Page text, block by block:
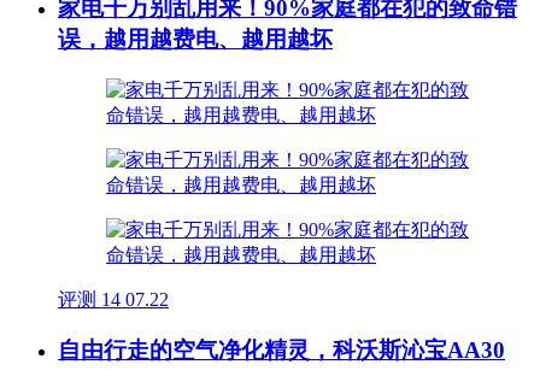
家电千万别乱用来！90%家庭都在犯的致命错
误，越用越费电、越用越坏
评测 14 07.22
自由行走的空气净化精灵，科沃斯沁宝AA30